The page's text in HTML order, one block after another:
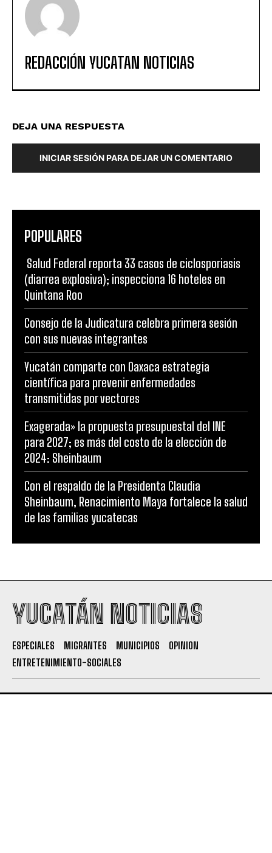
REDACCIÓN YUCATAN NOTICIAS
DEJA UNA RESPUESTA
INICIAR SESIÓN PARA DEJAR UN COMENTARIO
POPULARES
Salud Federal reporta 33 casos de ciclosporiasis
(diarrea explosiva); inspecciona 16 hoteles en
Quintana Roo
Consejo de la Judicatura celebra primera sesión
con sus nuevas integrantes
Yucatán comparte con Oaxaca estrategia
científica para prevenir enfermedades
transmitidas por vectores
Exagerada» la propuesta presupuestal del INE
para 2027; es más del costo de la elección de
2024: Sheinbaum
Con el respaldo de la Presidenta Claudia
Sheinbaum, Renacimiento Maya fortalece la salud
de las familias yucatecas
YUCATÁN NOTICIAS
ESPECIALES MIGRANTES MUNICIPIOS
OPINION
ENTRETENIMIENTO-SOCIALES